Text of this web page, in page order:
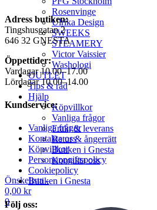
Rosenvinge
Ulrika Design
SWEEKS
STEAMERY
Victor Vaissier
Washologi
OUTLET
Tips & råd
Hjälp
Köpvillkor
Vanliga frågor
Frakt & leverans
Retur & ångerrätt
Butiken i Gnesta
Kontakta oss
Önskelista -
0,00 kr
0
Adress butiken:
Tingshusgatan 2
646 32 GNESTA
Öppettider:
Vardagar 10.00–17.00
Lördagar 10.00–14.00
Kundservice:
Vanliga frågor
Kontakta oss
Köpvillkor
Personuppgiftspolicy
Cookiepolicy
Butiken i Gnesta
Följ oss: